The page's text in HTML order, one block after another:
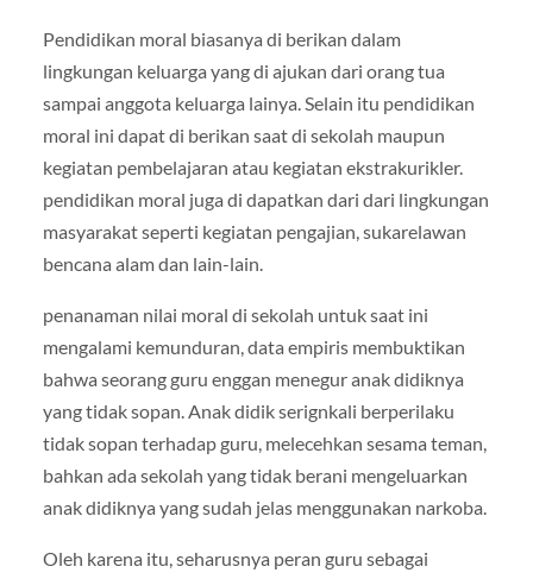
Pendidikan moral biasanya di berikan dalam
lingkungan keluarga yang di ajukan dari orang tua
sampai anggota keluarga lainya. Selain itu pendidikan
moral ini dapat di berikan saat di sekolah maupun
kegiatan pembelajaran atau kegiatan ekstrakurikler.
pendidikan moral juga di dapatkan dari dari lingkungan
masyarakat seperti kegiatan pengajian, sukarelawan
bencana alam dan lain-lain.
penanaman nilai moral di sekolah untuk saat ini
mengalami kemunduran, data empiris membuktikan
bahwa seorang guru enggan menegur anak didiknya
yang tidak sopan. Anak didik serignkali berperilaku
tidak sopan terhadap guru, melecehkan sesama teman,
bahkan ada sekolah yang tidak berani mengeluarkan
anak didiknya yang sudah jelas menggunakan narkoba.
Oleh karena itu, seharusnya peran guru sebagai